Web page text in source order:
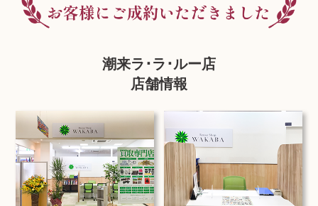
潮来ラ･ラ･ルー店
店舗情報